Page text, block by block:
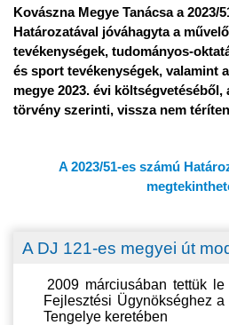
Kovászna Megye Tanácsa a 2023/
Határozatával jóváhagyta a
tevékenységek, tudományos-
és sport tevékenységek, valamint
megye 2023. évi költségvetéséből,
törvény szerinti, vissza nem
A 2023/51-es számú
A DJ 121-es megyei út
2009 márciusában tettük
Fejlesztési Ügynökséghez
Tengelye keretében